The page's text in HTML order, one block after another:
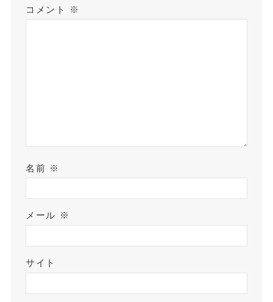
コメント ※
名前 ※
メール ※
サイト